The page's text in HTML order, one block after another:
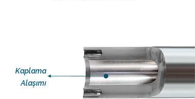
Kaplama
Alaşımı